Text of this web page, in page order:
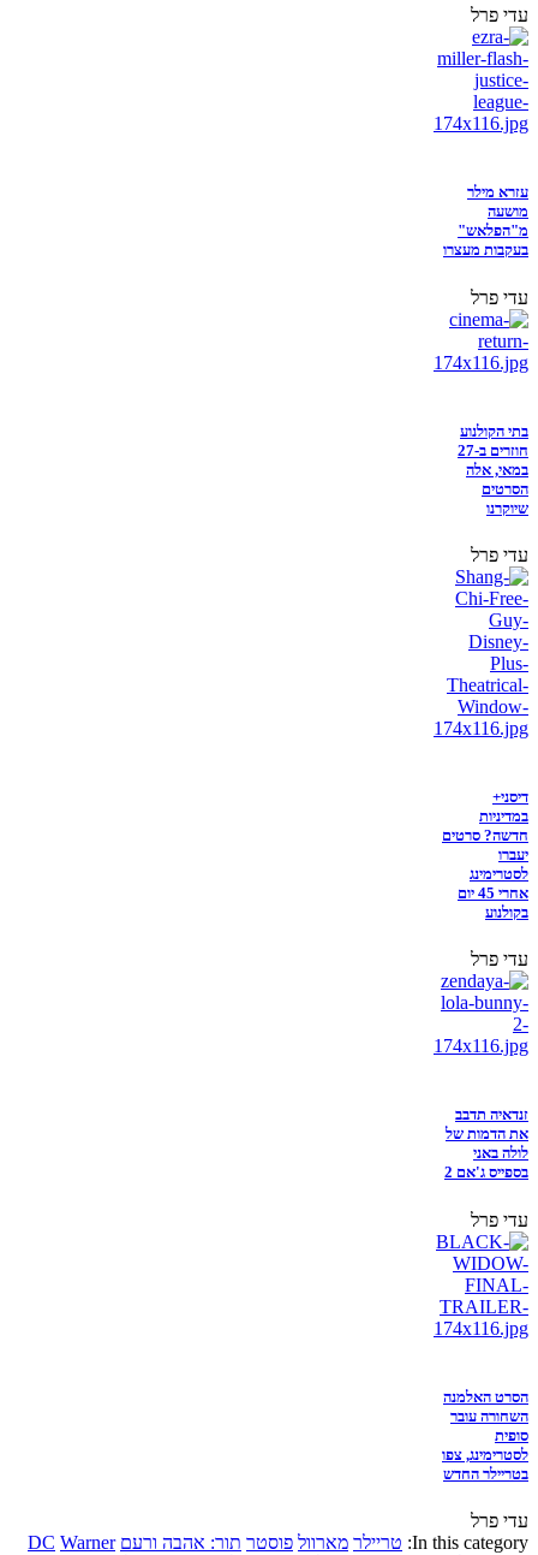
עדי פרל
עזרא מילר
מושעה
מ"הפלאש"
בעקבות מעצרו
עדי פרל
בתי הקולנוע
חוזרים ב-27
במאי, אלה
הסרטים
שיוקרנו
עדי פרל
דיסני+
במדיניות
חדשה? סרטים
יעברו
לסטרימינג
אחרי 45 יום
בקולנוע
עדי פרל
זנדאיה תדבב
את הדמות של
לולה באני
בספייס ג'אם 2
עדי פרל
הסרט האלמנה
השחורה עובר
סופית
לסטרימינג, צפו
בטריילר החדש
עדי פרל
In this category: טריילר מארוול פוסטר תור: אהבה ורעם DC Warner